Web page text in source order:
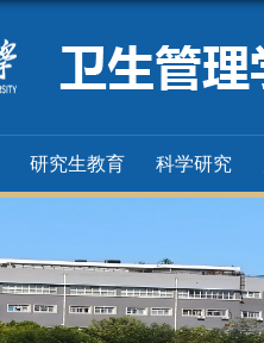
研究生教育 科学研究